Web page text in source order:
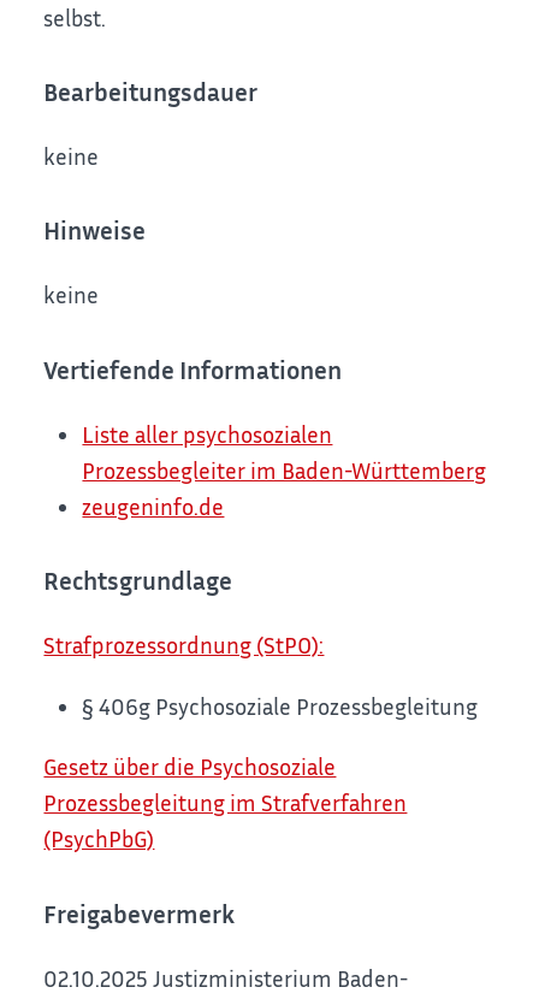
selbst.
Bearbeitungsdauer
keine
Hinweise
keine
Vertiefende Informationen
Liste aller psychosozialen
Prozessbegleiter im Baden-Württemberg
zeugeninfo.de
Rechtsgrundlage
Strafprozessordnung (StPO):
§ 406g Psychosoziale Prozessbegleitung
Gesetz über die Psychosoziale
Prozessbegleitung im Strafverfahren
(PsychPbG)
Freigabevermerk
02.10.2025 Justizministerium Baden-